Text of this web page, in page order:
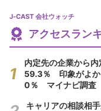
J-CAST 会社ウォッチ
アクセスラン
内定先の企業から
59.3％ 印象がよか
0％ マイナビ調査
キャリアの相談相